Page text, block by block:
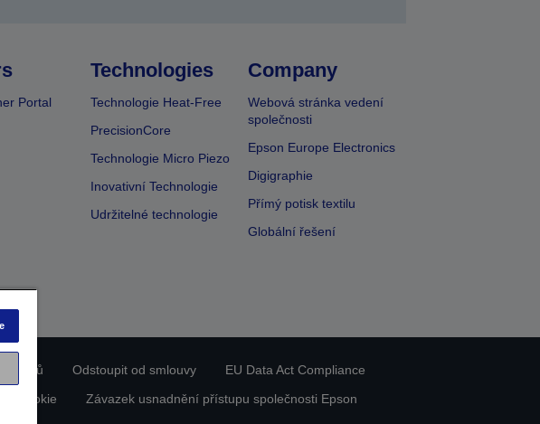
Portal
Technologies
Technologie Heat-Free
PrecisionCore
Technologie Micro Piezo
Inovativní Technologie
Udržitelné technologie
Company
Webová stránka vedení
společnosti
Epson Europe Electronics
Digigraphie
Přímý potisk textilu
Globální řešení
údajů Odstoupit od smlouvy
EU Data Act Compliance
cookie Závazek usnadnění přístupu společnosti Epson